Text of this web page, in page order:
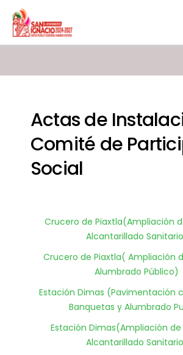
Actas de
Comité de
Social
Crucero de Piaxtla(Ampliación
Alcantarillado
Crucero de Piaxtla( Ampliación
Alumbrado Público)
Estación Dimas (Pavimentación
Banquetas y Alumbrado
Estación Dimas(Ampliación de
Alcantarillado